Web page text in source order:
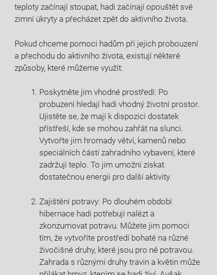
teploty začínají stoupat, hadi začínají opouštět své
zimní úkryty a přecházet zpět do aktivního života.
Pokud chceme pomoci hadům při jejich probouzení
a přechodu do aktivního života, existují některé
způsoby, které můžeme využít:
Poskytněte jim vhodné prostředí: Po
probuzení hledají hadi vhodný životní prostor.
Ujistěte se, že mají k dispozici dostatek
přístřeší, kde se mohou zahřát na slunci.
Vytvořte jim hromady větví, kamenů nebo
speciálních částí zahradního vybavení, které
zadržují teplo. To jim umožní získat
dostatečnou energii pro další aktivity.
Zajištění potravy: Po dlouhém období
hibernace hadi potřebují nalézt a
zkonzumovat potravu. Můžete jim pomoci
tím, že vytvoříte prostředí bohaté na různé
živočišné druhy, které jsou pro ně potravou.
Zahrada s různými druhy travin a květin může